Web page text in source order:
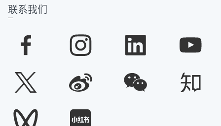
联系我们